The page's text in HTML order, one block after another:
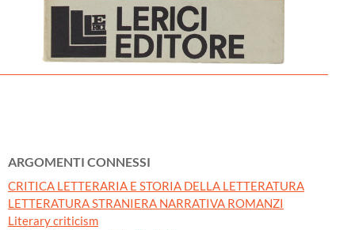
ARGOMENTI CONNESSI
CRITICA LETTERARIA E STORIA DELLA LETTERATURA
LETTERATURA STRANIERA NARRATIVA ROMANZI
Literary criticism